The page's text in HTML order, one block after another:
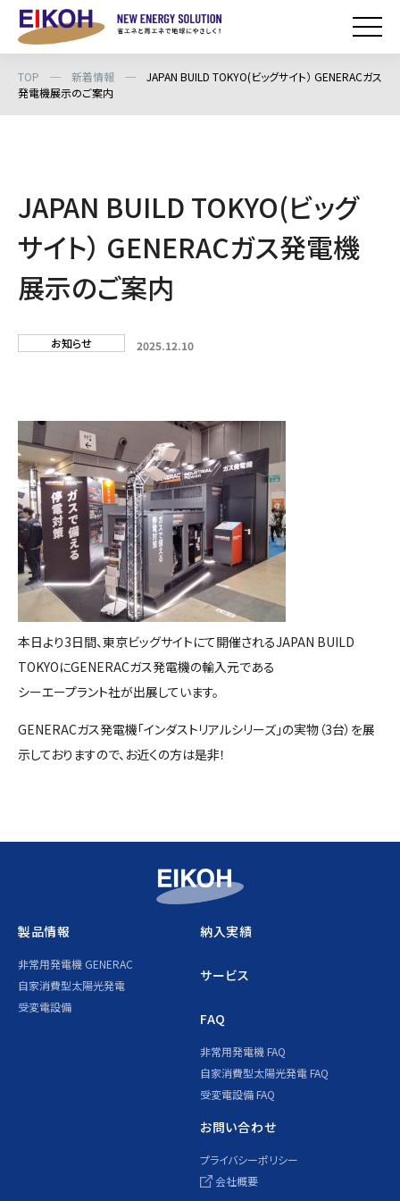
TOP ─ 新着情報 ─ JAPAN BUILD TOKYO(ビッグサイト） GENERACガス
発電機展示のご案内
JAPAN BUILD TOKYO(ビッグ
サイト） GENERACガス発電機
展示のご案内
お知らせ 2025.12.10
本日より3日間、東京ビッグサイトにて開催されるJAPAN BUILD
TOKYOにGENERACガス発電機の輸入元である
シーエープラント社が出展しています。
GENERACガス発電機「インダストリアルシリーズ」の実物（3台）を展
示しておりますので、お近くの方は是非！
製品情報
非常用発電機 GENERAC
自家消費型太陽光発電
受変電設備
納入実績
サービス
FAQ
非常用発電機 FAQ
自家消費型太陽光発電 FAQ
受変電設備 FAQ
お問い合わせ
プライバシーポリシー
会社概要